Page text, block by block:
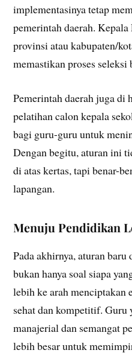
implementasinya tetap
pemerintah daerah.
provinsi atau kabupaten/
memastikan proses seleksi
Pemerintah daerah juga
pelatihan calon kepala
bagi guru-guru untuk
Dengan begitu, aturan ini
di atas kertas, tapi benar-
lapangan.
Menuju Pendidikan
Pada akhirnya, aturan
bukan hanya soal siapa
lebih ke arah menciptakan
sehat dan kompetitif.
manajerial dan semangat
lebih besar untuk